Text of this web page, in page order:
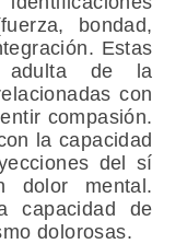
bondad,
Estas
adulta de la
con
compasión.
la capacidad
del sí
dolor mental.
capacidad de
dolorosas.